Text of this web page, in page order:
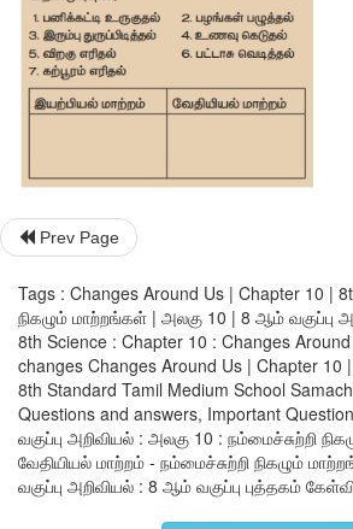
5. விறகு எரிதல்
6. பட்டாசு வெடித்தல்
Prev Page
Tags : Changes Around Us | Chapter 10 |
நிகழும் மாற்றங்கள் | அலகு 10 | 8 ஆம் வகுப்பு
8th Science : Chapter 10 : Changes
changes Changes Around Us | Chapter 10
8th Standard Tamil Medium School
Questions and answers, Important
வகுப்பு அறிவியல் : அலகு 10 : நம்மைச்சுற்றி
வேதியியல் மாற்றம் - நம்மைச்சுற்றி நிகழும்
வகுப்பு அறிவியல் : 8 ஆம் வகுப்பு புத்தகம்